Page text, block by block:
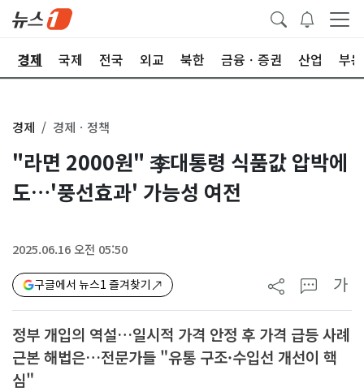
경제 국제 전국 외교 북한 금융ㆍ증권 산업 부
경제 경제ㆍ정책
"라면 2000원" 李대통령 식품값 압박에
도…'풍선효과' 가능성 여전
2025.06.16 오전 05:50
구글에서 뉴스1 즐겨찾기 가
정부 개입의 역설…일시적 가격 안정 후 가격 급등 사례
근본 해법은…전문가들 "유통 구조·수입선 개선이 핵
심"